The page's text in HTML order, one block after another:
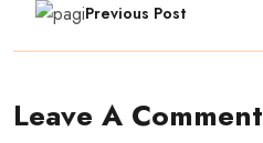
Previous Post
Leave A Comment